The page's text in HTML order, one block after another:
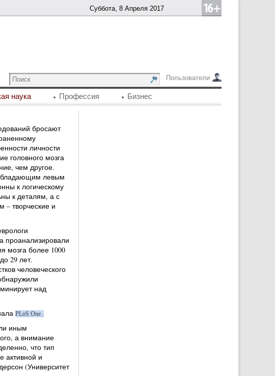
Суббота, 8 Апреля 2017
Пользователи
наука Профессия Бизнес
бросают
личности
головного мозга
чем другое.
левым
к логическому
к деталям, а с
творческие и
проанализировали
мозга более 1000
29 лет.
человеческого
над
PLoS One .
иным
а внимание
что тип
активной и
(Университет